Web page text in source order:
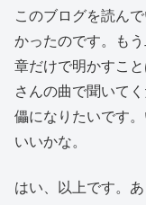
このブログを読ん
かったのです。も
章だけで明かすこ
さんの曲で聞いて
儡になりたいです
いいかな。
はい、以上です。